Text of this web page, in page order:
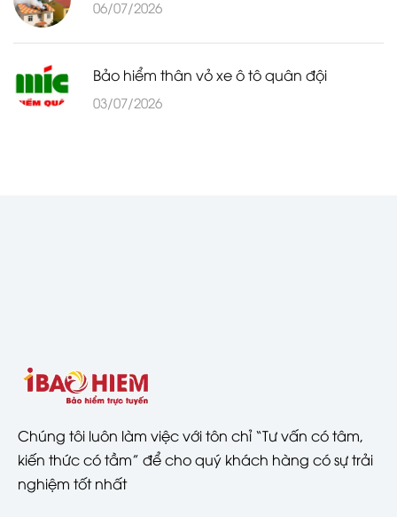
06/07/2026
Bảo hiểm thân vỏ xe ô tô quân đội
03/07/2026
Chúng tôi luôn làm việc với tôn chỉ “Tư vấn có tâm,
kiến thức có tầm” để cho quý khách hàng có sự trải
nghiệm tốt nhất